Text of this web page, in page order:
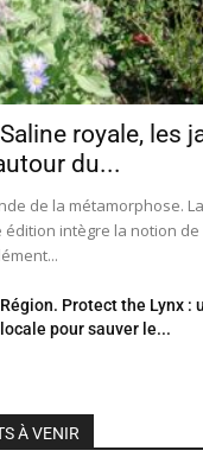
royale, les
du...
de la métamorphose.
édition intègre la notion
Région. Protect the Lynx :
locale pour sauver le...
À VENIR